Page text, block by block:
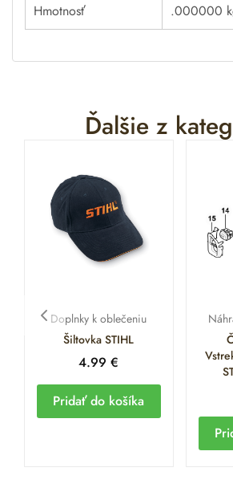
Hmotnosť .000000
Ďalšie z
Doplnky k oblečeniu
Šiltovka STIHL
4.99€
Pridať do košíka